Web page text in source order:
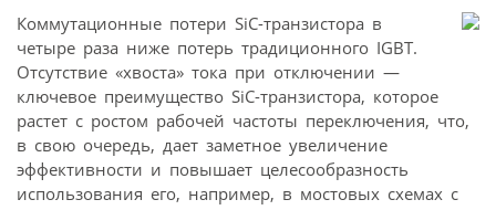
Коммутационные потери SiC-транзистора в
четыре раза ниже потерь традиционного IGBT.
Отсутствие «хвоста» тока при отключении —
ключевое преимущество SiC-транзистора, которое
растет с ростом рабочей частоты переключения, что,
в свою очередь, дает заметное увеличение
эффективности и повышает целесообразность
использования его, например, в мостовых схемах с